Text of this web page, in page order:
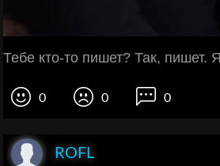
Тебе кто-то пишет? Так, пишет.
0 0 0
ROFL